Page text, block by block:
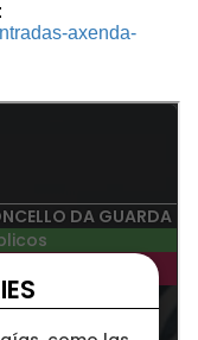
axenda-